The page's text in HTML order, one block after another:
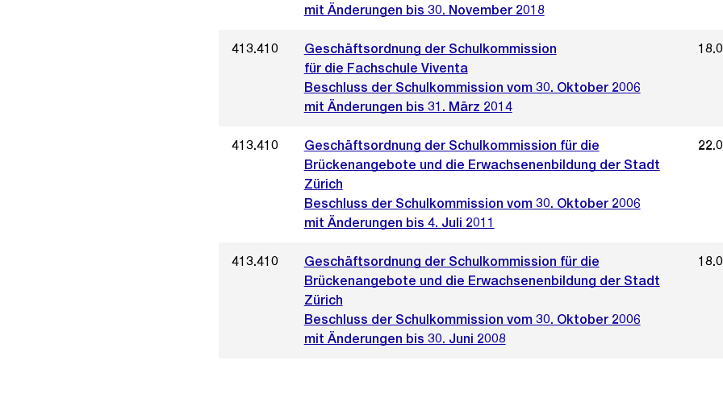
mit Änderungen bis 30. November 2018
413.410
Geschäftsordnung der Schulkommission
für die Fachschule Viventa
Beschluss der Schulkommission vom 30. Oktober 2006
mit Änderungen bis 31. März 2014
413.410
Geschäftsordnung der Schulkommission für die
Brückenangebote und die Erwachsenenbildung der Stadt
Zürich
Beschluss der Schulkommission vom 30. Oktober 2006
mit Änderungen bis 4. Juli 2011
413.410
Geschäftsordnung der Schulkommission für die
Brückenangebote und die Erwachsenenbildung der Stadt
Zürich
Beschluss der Schulkommission vom 30. Oktober 2006
mit Änderungen bis 30. Juni 2008